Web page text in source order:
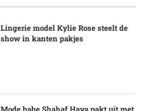
Lingerie model Kylie Rose steelt de
show in kanten pakjes